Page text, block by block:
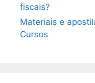
fiscais?
Materiais e
Cursos